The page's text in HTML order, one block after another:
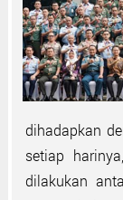
dihadapkan
setiap
dilakukan